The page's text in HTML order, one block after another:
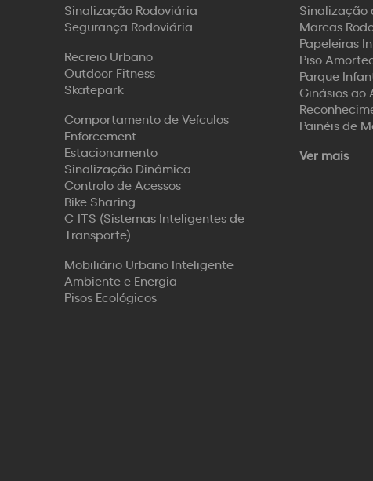
Sinalização Rodoviária
Segurança Rodoviária
Recreio Urbano
Outdoor Fitness
Skatepark
Comportamento de Veículos
Enforcement
Estacionamento
Sinalização Dinâmica
Controlo de Acessos
Bike Sharing
C-ITS (Sistemas Inteligentes de
Transporte)
Mobiliário Urbano Inteligente
Ambiente e Energia
Pisos Ecológicos
Sinalização
Marcas
Papeleiras
Piso
Parque
Ginásios ao
Painéis de
Ver mais